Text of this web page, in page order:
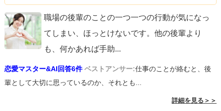
職場の後輩のことの一つ一つの行動が気になっ
てしまい、ほっとけないです。他の後輩より
も、何かあれば手助...
恋愛マスター&AI回答6件 ベストアンサー:仕事のことが絡むと、後
輩として大切に思っているのか、それとも...
詳細を見る＞＞